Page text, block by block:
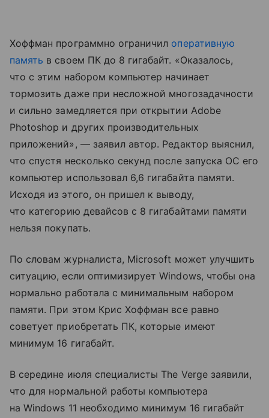
Хоффман программно ограничил оперативную
память в своем ПК до 8 гигабайт. «Оказалось,
что с этим набором компьютер начинает
тормозить даже при несложной многозадачности
и сильно замедляется при открытии Adobe
Photoshop и других производительных
приложений», — заявил автор. Редактор выяснил,
что спустя несколько секунд после запуска ОС его
компьютер использовал 6,6 гигабайта памяти.
Исходя из этого, он пришел к выводу,
что категорию девайсов с 8 гигабайтами памяти
нельзя покупать.
По словам журналиста, Microsoft может улучшить
ситуацию, если оптимизирует Windows, чтобы она
нормально работала с минимальным набором
памяти. При этом Крис Хоффман все равно
советует приобретать ПК, которые имеют
минимум 16 гигабайт.
В середине июля специалисты The Verge заявили,
что для нормальной работы компьютера
на Windows 11 необходимо минимум 16 гигабайт